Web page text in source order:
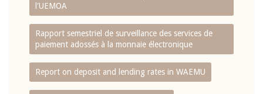
l'UEMOA
Rapport semestriel de surveillance des services de
paiement adossés à la monnaie électronique
Report on deposit and lending rates in WAEMU